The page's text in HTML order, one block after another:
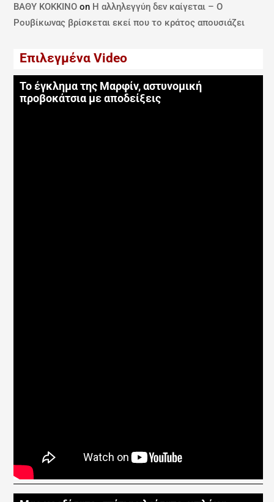
ΒΑΘΥ ΚΟΚΚΙΝΟ on Η αλληλεγγύη δεν καίγεται – Ο
Ρουβίκωνας βρίσκεται εκεί που το κράτος απουσιάζει
Επιλεγμένα Video
Το έγκλημα της Μαρφίν, αστυνομική
προβοκάτσια με αποδείξεις